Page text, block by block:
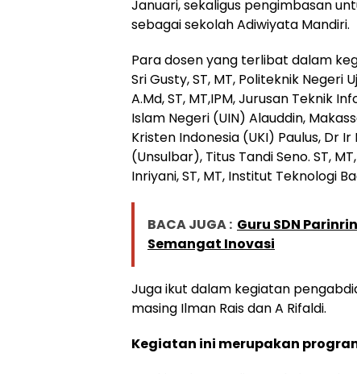
Januari, sekaligus pengimbasan
sebagai sekolah Adiwiyata Mandiri.
Para dosen yang terlibat dalam
Sri Gusty, ST, MT, Politeknik Negeri
A.Md, ST, MT,IPM, Jurusan Teknik
Islam Negeri (UIN) Alauddin,
Kristen Indonesia (UKI) Paulus, Dr
(Unsulbar), Titus Tandi Seno. ST,
Inriyani, ST, MT, Institut Teknologi
BACA JUGA : Guru SDN
Semangat Inovasi
Juga ikut dalam kegiatan
masing Ilman Rais dan A Rifaldi.
Kegiatan ini merupakan